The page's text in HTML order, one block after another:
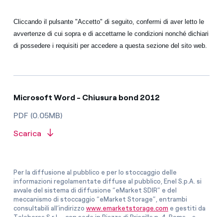
Cliccando il pulsante "Accetto" di seguito, confermi di aver letto le
avvertenze di cui sopra e di accettarne le condizioni nonché dichiari
di possedere i requisiti per accedere a questa sezione del sito web.
Microsoft Word - Chiusura bond 2012
PDF (0.05MB)
Scarica
Per la diffusione al pubblico e per lo stoccaggio delle
informazioni regolamentate diffuse al pubblico, Enel S.p.A. si
avvale del sistema di diffusione “eMarket SDIR” e del
meccanismo di stoccaggio “eMarket Storage”, entrambi
consultabili all’indirizzo www.emarketstorage.com e gestiti da